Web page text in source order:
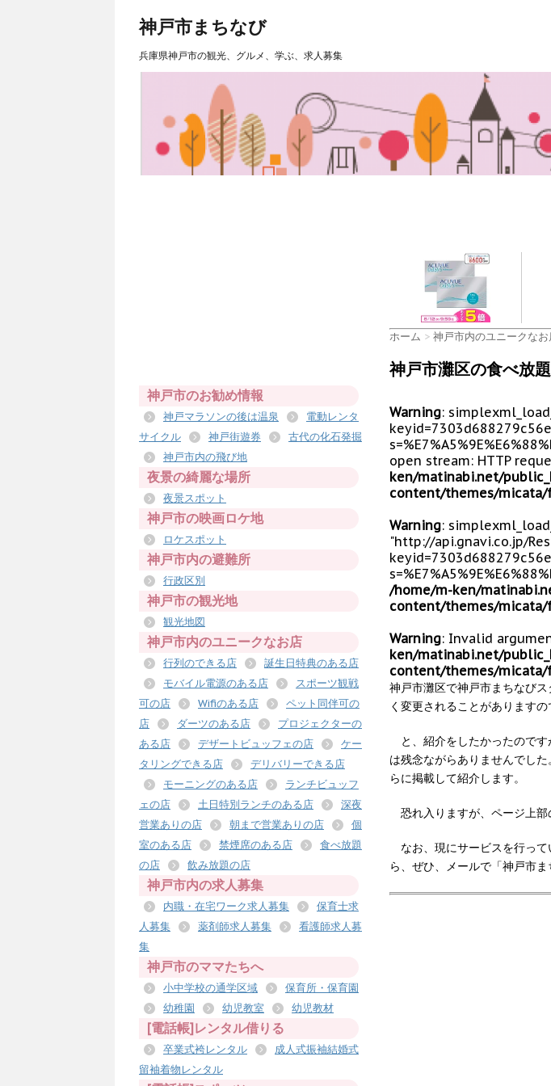
神戸市まちなび
兵庫県神戸市の観光、グルメ、学ぶ、求人募集
ホーム > 神戸市内のユニークなお
神戸市灘区の食べ放
Warning:
open stream: HTTP
ken/matinabi.net/
content/themes/micata/
Warning:
"http://api.gnavi.co.jp/
/home/m-ken/
content/themes/micata/
Warning: Invalid
ken/matinabi.net/
content/themes/micata/
神戸市灘区で神戸市まちなび
く変更されることがあります
と、紹介をしたかったのです
は残念ながらありませんでし
らに掲載して紹介します。
恐れ入りますが、ページ上部
なお、現にサービスを行って
ら、ぜひ、メールで「神戸市
神戸市のお勧め情報
神戸マラソンの後は温泉
電動レンタ
サイクル
神戸街遊券
古代の化石発掘
神戸市内の飛び地
夜景の綺麗な場所
夜景スポット
神戸市の映画ロケ地
ロケスポット
神戸市内の避難所
行政区別
神戸市の観光地
観光地図
神戸市内のユニークなお店
行列のできる店
誕生日特典のある店
モバイル電源のある店
スポーツ観戦
可の店
Wifiのある店
ペット同伴可の
店
ダーツのある店
プロジェクターの
ある店
デザートビュッフェの店
ケー
タリングできる店
デリバリーできる店
モーニングのある店
ランチビュッフ
ェの店
土日特別ランチのある店
深夜
営業ありの店
朝まで営業ありの店
個
室のある店
禁煙席のある店
食べ放題
の店
飲み放題の店
神戸市内の求人募集
内職・在宅ワーク求人募集
保育士求
人募集
薬剤師求人募集
看護師求人募
集
神戸市のママたちへ
小中学校の通学区域
保育所・保育園
幼稚園
幼児教室 幼児教材
[電話帳]レンタル借りる
卒業式袴レンタル
成人式振袖結婚式
留袖着物レンタル